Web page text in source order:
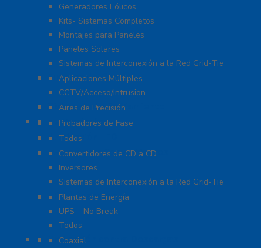
Generadores Eólicos
Kits- Sistemas Completos
Montajes para Paneles
Paneles Solares
Sistemas de Interconexión a la Red Grid-Tie
Fuentes de Poder
Aplicaciones Múltiples
CCTV/Acceso/Intrusion
Sistemas de Enfriamiento
Aires de Precisión
Herramientas
Probadores de Fase
Iluminación LED
Todos
Inversores y Convertidores
Convertidores de CD a CD
Inversores
Sistemas de Interconexión a la Red Grid-Tie
UPS / Respaldo
Plantas de Energía
UPS – No Break
Todos
Protección contra Descargas
Coaxial